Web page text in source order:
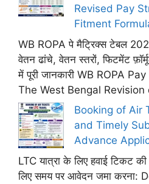
Revised Pay
Fitment
WB ROPA पे मैट्रिक्स टेबल
वेतन ढांचे, वेतन स्तरों, फिटमेंट
में पूरी जानकारी WB ROPA
The West Bengal Revision
Booking of Air
and Timely
Advance
LTC यात्रा के लिए हवाई टिकट
लिए समय पर आवेदन जमा करना: